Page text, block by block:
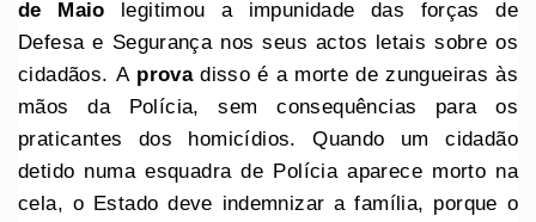
de Maio legitimou a impunidade das forças de
Defesa e Segurança nos seus actos letais sobre os
cidadãos. A provadisso é a morte de zungueiras às
mãos da Polícia, sem consequências para os
praticantes dos homicídios. Quando um cidadão
detido numa esquadra de Polícia aparece morto na
cela, o Estado deve indemnizar a família, porque o